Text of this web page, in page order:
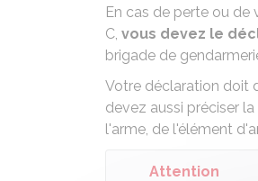
En cas de perte ou
C, vous devez le
brigade de
Votre déclaration doit
devez aussi préciser la
l'arme, de l'élément
Attention